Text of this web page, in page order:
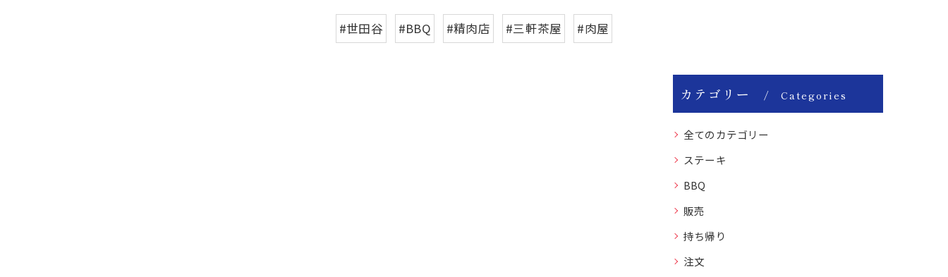
#世田谷 #BBQ #精肉店 #三軒茶屋 #肉屋
カテゴリー Categories
全てのカテゴリー
ステーキ
BBQ
販売
持ち帰り
注文